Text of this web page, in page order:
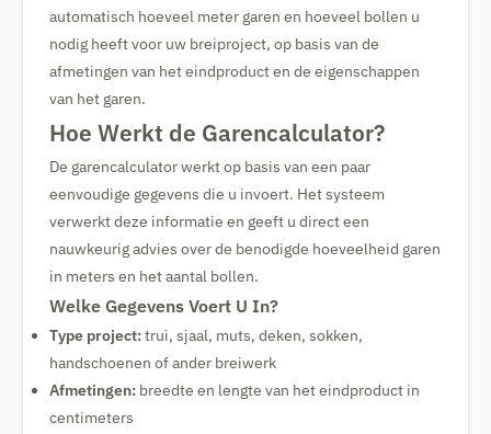
automatisch hoeveel meter garen en hoeveel bollen u
nodig heeft voor uw breiproject, op basis van de
afmetingen van het eindproduct en de eigenschappen
van het garen.
Hoe Werkt de Garencalculator?
De garencalculator werkt op basis van een paar
eenvoudige gegevens die u invoert. Het systeem
verwerkt deze informatie en geeft u direct een
nauwkeurig advies over de benodigde hoeveelheid garen
in meters en het aantal bollen.
Welke Gegevens Voert U In?
Type project:trui, sjaal, muts, deken, sokken,
handschoenen of ander breiwerk
Afmetingen: breedte en lengte van het eindproduct in
centimeters